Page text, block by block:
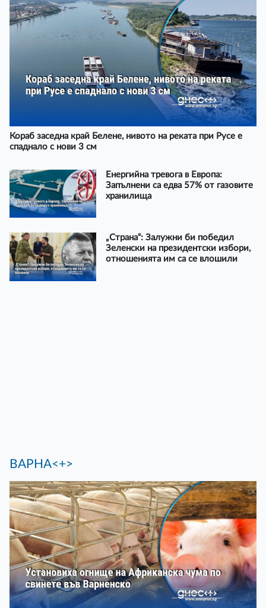
Кораб заседна край Белене, нивото на реката при Русе е
спаднало с нови 3 см
Енергийна тревога в Европа:
Запълнени са едва 57% от газовите
хранилища
„Страна“: Залужни би победил
Зеленски на президентски избори,
отношенията им са се влошили
ВАРНА<+>